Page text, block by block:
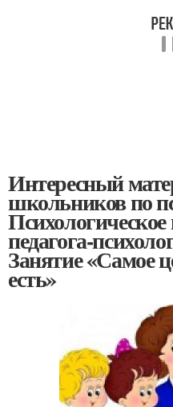
Интересный
школьников по
педагога-
Занятие «Самое
есть»